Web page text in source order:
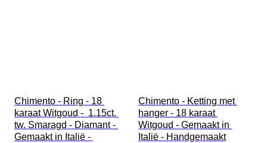
Chimento - Ring - 18
karaat Witgoud -  1.15ct.
tw. Smaragd - Diamant -
Gemaakt in Italië -
Chimento - Ketting met
hanger - 18 karaat
Witgoud - Gemaakt in
Italië - Handgemaakt